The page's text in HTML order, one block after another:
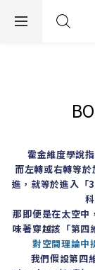
霍金維度學說指
而左轉或右轉等於
進，就等於進入「3
那即便是在太空中
味著穿越該「第四
對空間理論中
我們假設第四